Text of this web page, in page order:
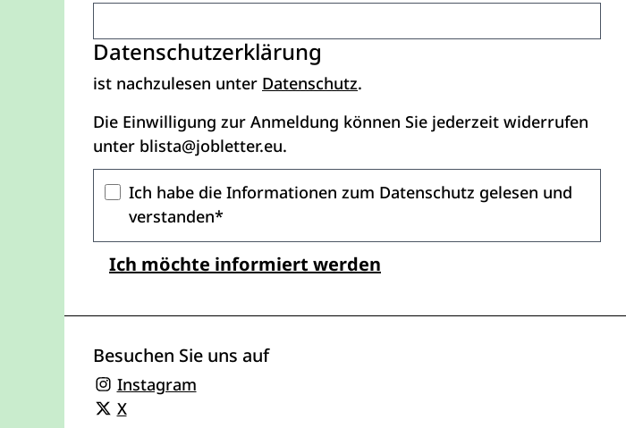
Datenschutzerklärung
ist nachzulesen unter Datenschutz- Öffnet sich in einem neuen Fenster
.
Die Einwilligung zur Anmeldung können Sie jederzeit widerrufen
unter blista@jobletter.eu.
Ich habe die Informationen zum Datenschutz gelesen und
verstanden*
Ich möchte informiert werden
Besuchen Sie uns auf
Instagram- Öffnet sich in einem neuen Fenster
X- Öffnet sich in einem neuen Fenster